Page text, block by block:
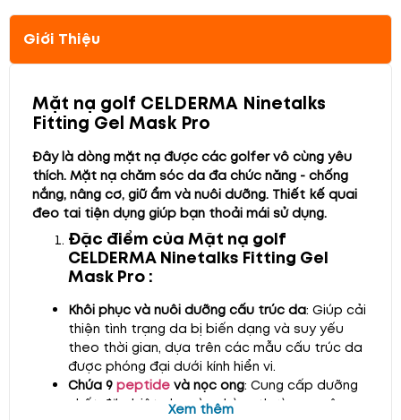
Giới Thiệu
Mặt nạ golf CELDERMA Ninetalks
Fitting Gel Mask Pro
Đây là dòng mặt nạ được các golfer vô cùng yêu
thích. Mặt nạ chăm sóc da đa chức năng - chống
nắng, nâng cơ, giữ ẩm và nuôi dưỡng. Thiết kế quai
đeo tai tiện dụng giúp bạn thoải mái sử dụng.
Đặc điểm của Mặt nạ golf
CELDERMA Ninetalks Fitting Gel
Mask Pro :
Khôi phục và nuôi dưỡng cấu trúc da: Giúp cải
thiện tình trạng da bị biến dạng và suy yếu
theo thời gian, dựa trên các mẫu cấu trúc da
được phóng đại dưới kính hiển vi.
Chứa 9 peptide và nọc ong: Cung cấp dưỡng
chất đặc biệt cho vùng hàm, thường xuyên
Xem thêm